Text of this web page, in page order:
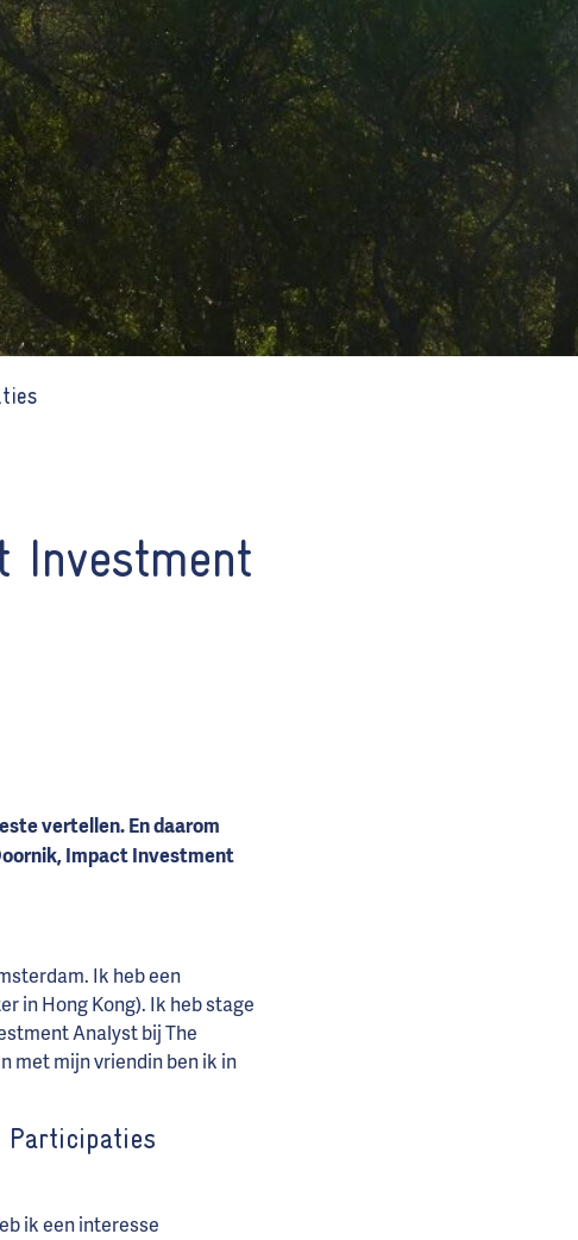
Investment
vertellen. En daarom
Impact Investment
Ik heb een
in Hong Kong). Ik heb stage
Analyst bij The
met mijn vriendin ben ik in
ik een interesse